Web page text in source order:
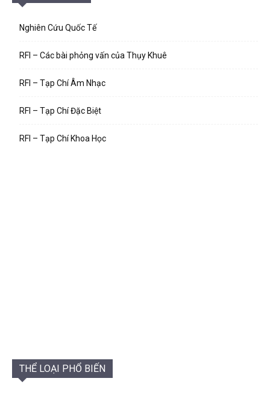
Nghiên Cứu Quốc Tế
RFI – Các bài phỏng vấn của Thụy Khuê
RFI – Tạp Chí Âm Nhạc
RFI – Tạp Chí Đặc Biệt
RFI – Tạp Chí Khoa Học
THỂ LOẠI PHỔ BIẾN